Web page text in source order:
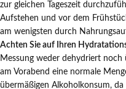
zur gleichen Tageszeit
Aufstehen und vor dem
am wenigsten durch
Achten Sie auf Ihren
Messung weder dehydriert noch
am Vorabend eine normale
übermäßigen Alkoholkonsum,